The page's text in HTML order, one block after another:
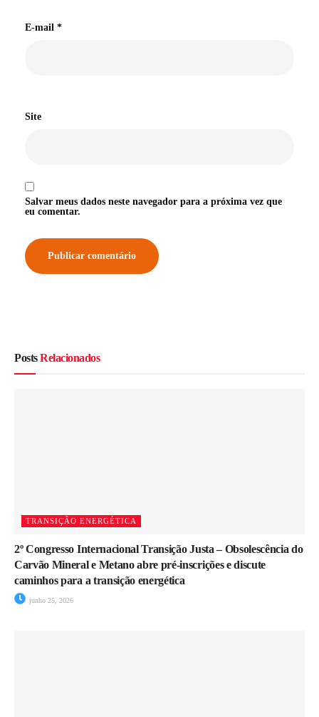
E-mail *
Site
Salvar meus dados neste navegador para a próxima vez que
eu comentar.
PostsRelacionados
TRANSIÇÃO ENERGÉTICA
2º Congresso Internacional Transição Justa – Obsolescência do
Carvão Mineral e Metano abre pré-inscrições e discute
caminhos para a transição energética
junho 25, 2026